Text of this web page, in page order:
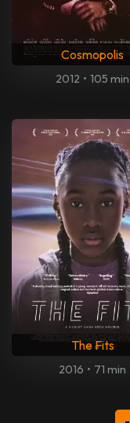
Cosmopolis
2012 • 105 min
The Fits
2016 • 71 min